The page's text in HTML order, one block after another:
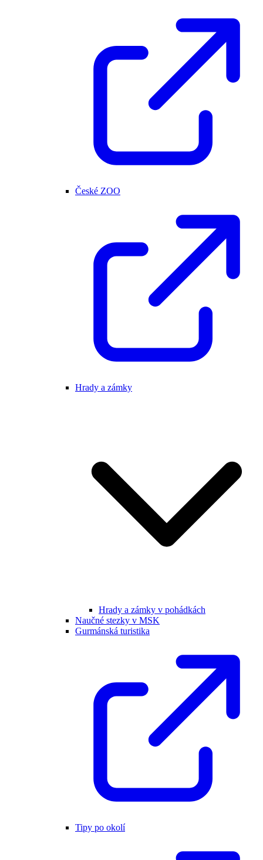
České ZOO
Hrady a zámky
Hrady a zámky v pohádkách
Naučné stezky v MSK
Gurmánská turistika
Tipy po okolí